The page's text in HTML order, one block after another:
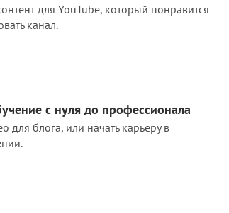
для YouTube, который понравится
канал.
с нуля до профессионала
для блога, или начать карьеру в